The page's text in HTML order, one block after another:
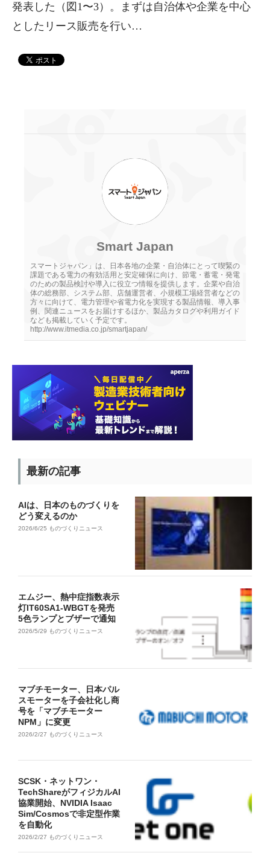
発表した（図1〜3）。まずは自治体や企業を中心
としたリース販売を行い…
Smart Japan
スマートジャパン」は、日本各地の企業・自治体にとって喫緊の
課題である電力の有効活用と安定確保に向け、節電・蓄電・発電
のための製品検討や導入に役立つ情報を提供します。企業や自治
体の総務部、システム部、店舗運営者、小規模工場経営者などの
方々に向けて、電力管理や省電力化を実現する製品情報、導入事
例、関連ニュースをお届けするほか、製品カタログや利用ガイド
なども掲載していく予定です。
http://www.itmedia.co.jp/smartjapan/
最新の記事
AIは、日本のものづくりを
どう変えるのか
2026/6/25 ものづくりニュース
エムジー、熱中症指数表示
灯IT60SA1-WBGTを発売
5色ランプとブザーで通知
2026/5/29 ものづくりニュース
マブチモーター、日本パル
スモーターを子会社化し商
号を「マブチモーター
NPM」に変更
2026/2/27 ものづくりニュース
SCSK・ネットワン・
TechShareがフィジカルAI
協業開始、NVIDIA Isaac
Sim/Cosmosで非定型作業
を自動化
2026/2/27 ものづくりニュース